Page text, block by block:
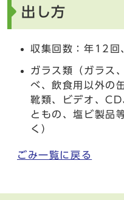
出し方
収集回数：年12回
ガラス類（ガラス
べ、飲食用以外の
靴類、ビデオ、
ともの、塩ビ製品
く）
ごみ一覧に戻る